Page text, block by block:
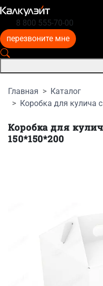
8 800 555-70-00
перезвоните мне
Главная
Каталог
Коробка для кулича
Коробка для
150*150*200